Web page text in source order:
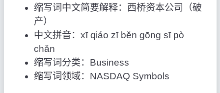
缩写词中文简要解释：西桥资本公司（破
产）
中文拼音：xī qiáo zī běn gōng sī pò
chǎn
缩写词分类：Business
缩写词领域：NASDAQ Symbols